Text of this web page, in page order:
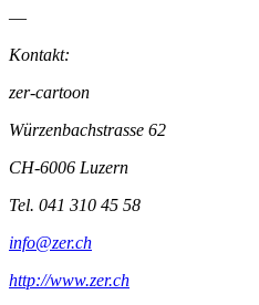
—
Kontakt:
zer-cartoon
Würzenbachstrasse 62
CH-6006 Luzern
Tel. 041 310 45 58
info@zer.ch
http://www.zer.ch